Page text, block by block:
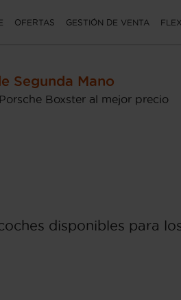
OFERTAS GESTIÓN DE VENTA
Segunda Mano
Boxster al mejor precio
disponibles para